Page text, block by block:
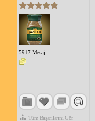
5917 Mesaj
Tüm Başarılarını Gör